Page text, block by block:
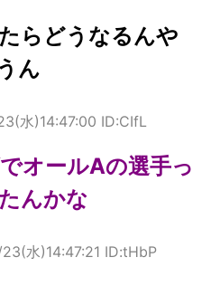
らどうなるんや
ん
水)14:47:00 ID:CIfL
オールAの選手っ
んかな
水)14:47:21 ID:tHbP